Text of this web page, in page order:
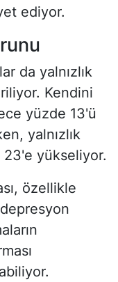
ediyor.
da yalnızlık
Kendini
yüzde 13'ü
yalnızlık
yükseliyor.
özellikle